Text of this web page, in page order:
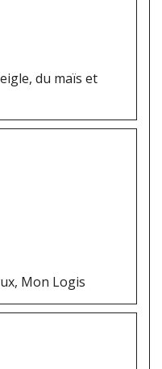
du maïs et
Mon Logis